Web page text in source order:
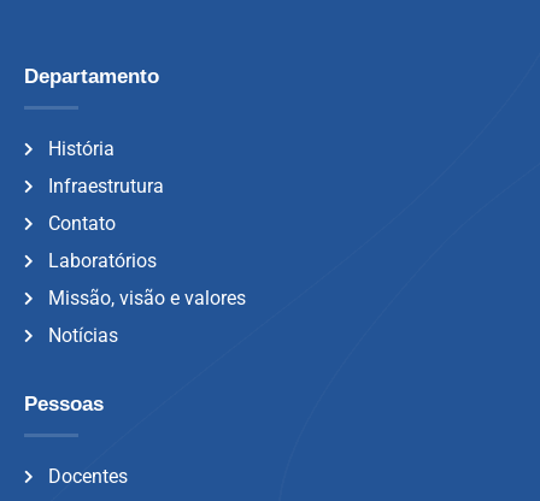
Departamento
História
Infraestrutura
Contato
Laboratórios
Missão, visão e valores
Notícias
Pessoas
Docentes